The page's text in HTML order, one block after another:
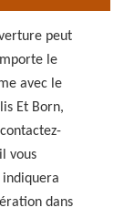
peut
le
avec le
Et Born,
vous
indiquera
dans